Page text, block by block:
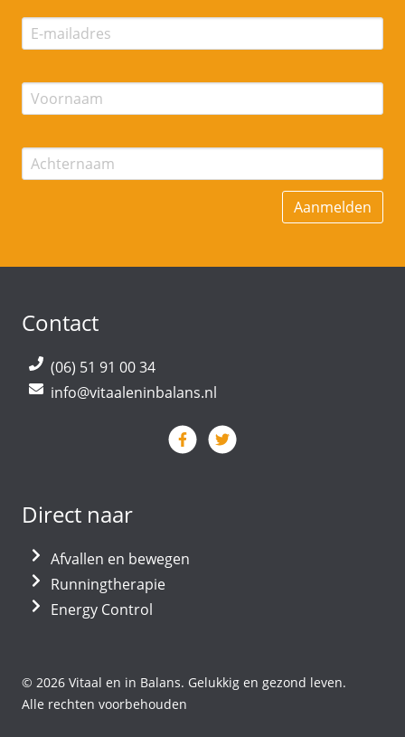
Contact
(06) 51 91 00 34
info@vitaaleninbalans.nl
Direct naar
Afvallen en bewegen
Runningtherapie
Energy Control
© 2026 Vitaal en in Balans. Gelukkig en gezond leven.
Alle rechten voorbehouden